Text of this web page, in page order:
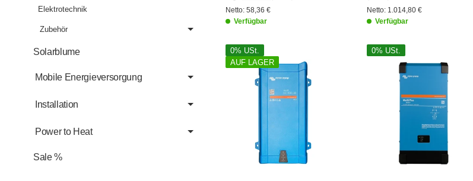
Netto: 58,36 €
Verfügbar
Netto: 1.014,80 €
Verfügbar
0% USt.
AUF LAGER
0% USt.
Elektrotechnik
Zubehör
Solarblume
Mobile Energieversorgung
Installation
Power to Heat
Sale %